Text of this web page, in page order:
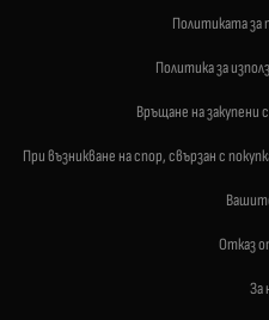
Политиката
Политика за
Връщане на закупени
При възникване на спор, свързан с
Отказ
За